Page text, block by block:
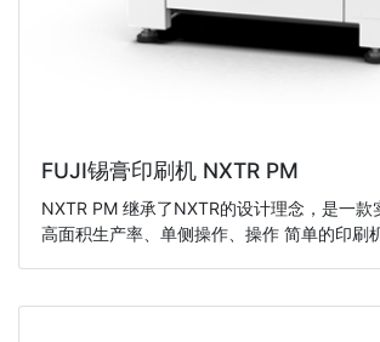
FUJI锡膏印刷机 NXTR PM
NXTR PM 继承了NXTR的设计理念，是一款
高面积生产率、单侧操作、操作 简单的印刷